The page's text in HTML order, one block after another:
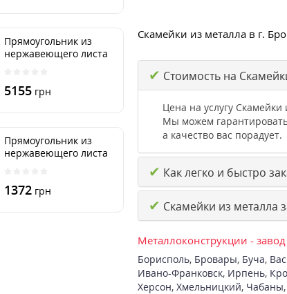
Прямоугольник из
нержавеющего листа
5155 грн
Прямоугольник из
нержавеющего листа
1372 грн
Скамейки из металла в г.
✔ Стоимость на
Цена на услугу
Мы можем
а качество вас порадует.
✔ Как легко и быстро
✔ Скамейки из металла
Металлоконструкции -
Борисполь, Бровары, Буча,
Ивано-Франковск, Ирпень,
Херсон, Хмельницкий, Чабаны,